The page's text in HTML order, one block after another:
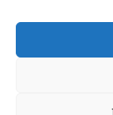
ΝΗΣΙΑ